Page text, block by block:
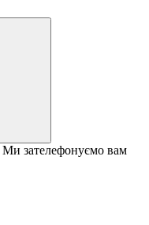
Ми зателефонуємо вам